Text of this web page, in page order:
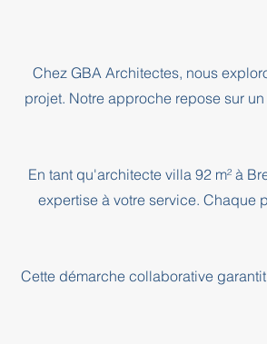
Chez GBA Architectes, nous
projet. Notre approche repose sur
En tant qu'architecte villa 92 m² à
expertise à votre service. Chaque
Cette démarche collaborative